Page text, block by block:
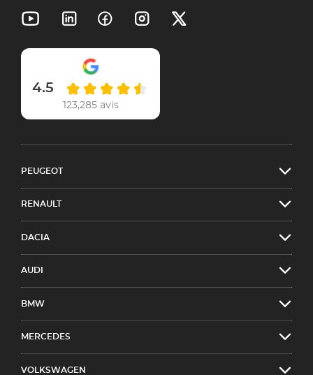
4.5
123,285 avis
PEUGEOT
RENAULT
DACIA
AUDI
BMW
MERCEDES
VOLKSWAGEN